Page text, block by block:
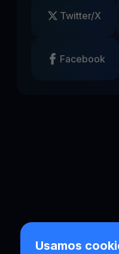
Usamos
Twitter/X
Facebook